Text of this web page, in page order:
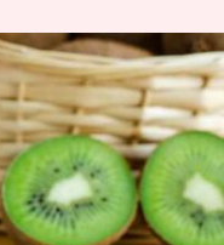
बनाएं चार